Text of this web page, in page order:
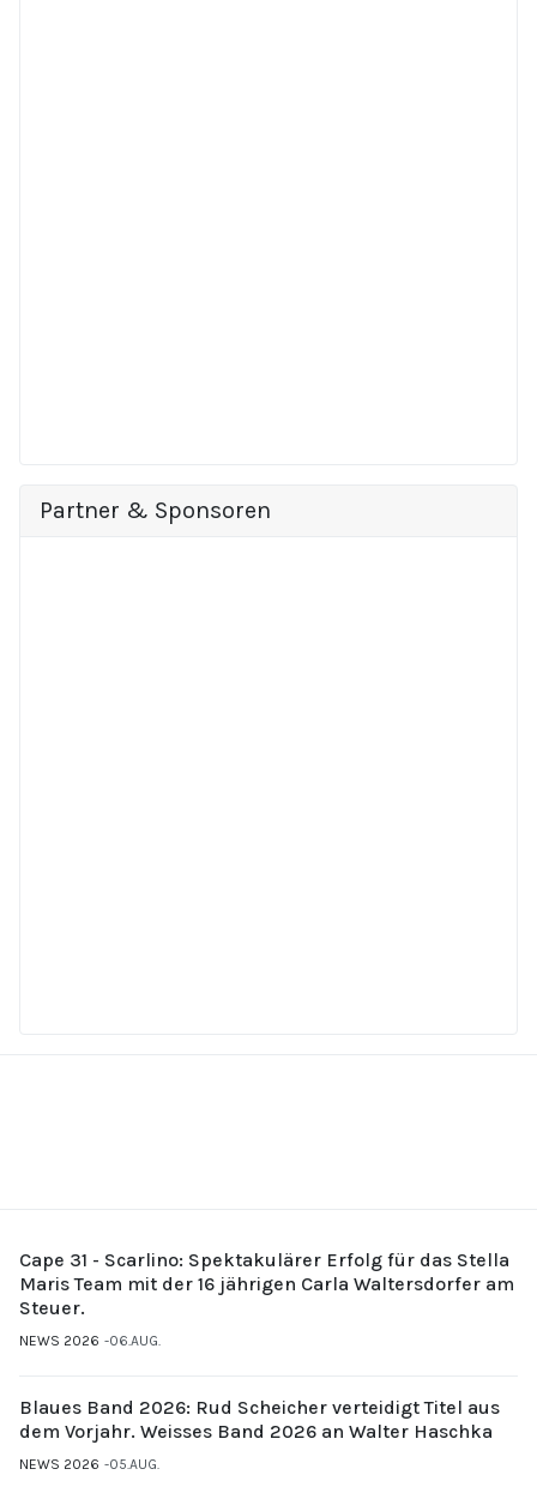
Partner & Sponsoren
Cape 31 - Scarlino: Spektakulärer Erfolg für das Stella
Maris Team mit der 16 jährigen Carla Waltersdorfer am
Steuer.
NEWS 2026 06.AUG.
Blaues Band 2026: Rud Scheicher verteidigt Titel aus
dem Vorjahr. Weisses Band 2026 an Walter Haschka
NEWS 2026 05.AUG.